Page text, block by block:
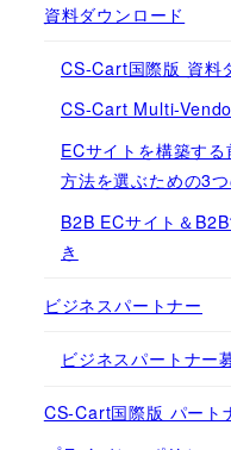
資料ダウンロード
CS-Cart国際版 資料
CS-Cart Multi-
ECサイトを構築す
方法を選ぶための3
B2B ECサイト＆
き
ビジネスパートナー
ビジネスパートナー
CS-Cart国際版 パート